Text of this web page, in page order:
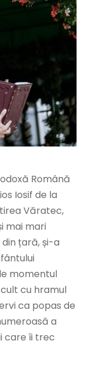
Română
Iosif de la
Văratec,
mai mari
țară, și-a
momentul
cu hramul
ca popas de
a
care îi trec